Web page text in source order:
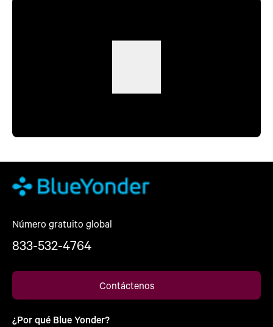
Número gratuito global
833-532-4764
Contáctenos
¿Por qué Blue Yonder?